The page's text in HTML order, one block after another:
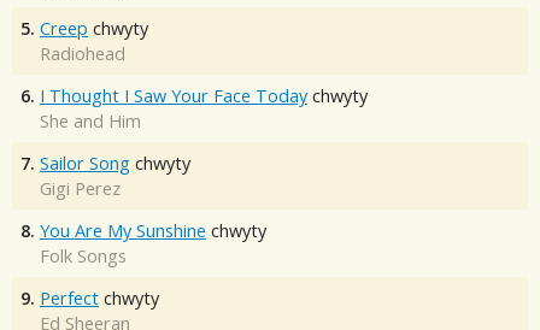
5. Creep chwyty
Radiohead
6. I Thought I Saw Your Face Today chwyty
She and Him
7. Sailor Song chwyty
Gigi Perez
8. You Are My Sunshine chwyty
Folk Songs
9. Perfect chwyty
Ed Sheeran